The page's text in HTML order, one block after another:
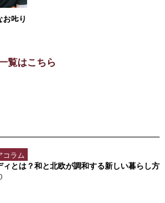
𠮟り
覧はこちら
コラム
ィとは？和と北欧が調和する新しい暮らし方